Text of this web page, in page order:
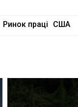
Ринок праці США